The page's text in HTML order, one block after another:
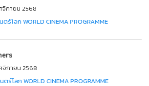
กายน 2568
ร์โลก WORLD CINEMA PROGRAMME
จิกายน 2568
ร์โลก WORLD CINEMA PROGRAMME